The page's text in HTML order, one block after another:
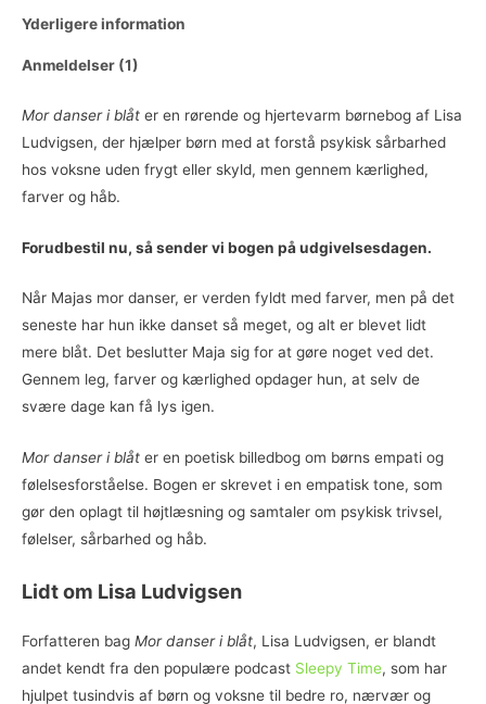
Yderligere information
Anmeldelser (1)
Mor danser i blåt er en rørende og hjertevarm børnebog af Lisa
Ludvigsen, der hjælper børn med at forstå psykisk sårbarhed
hos voksne uden frygt eller skyld, men gennem kærlighed,
farver og håb.
Forudbestil nu, så sender vi bogen på udgivelsesdagen.
Når Majas mor danser, er verden fyldt med farver, men på det
seneste har hun ikke danset så meget, og alt er blevet lidt
mere blåt. Det beslutter Maja sig for at gøre noget ved det.
Gennem leg, farver og kærlighed opdager hun, at selv de
svære dage kan få lys igen.
Mor danser i blåt er en poetisk billedbog om børns empati og
følelsesforståelse. Bogen er skrevet i en empatisk tone, som
gør den oplagt til højtlæsning og samtaler om psykisk trivsel,
følelser, sårbarhed og håb.
Lidt om Lisa Ludvigsen
Forfatteren bag Mor danser i blåt, Lisa Ludvigsen, er blandt
andet kendt fra den populære podcast Sleepy Time, som har
hjulpet tusindvis af børn og voksne til bedre ro, nærvær og